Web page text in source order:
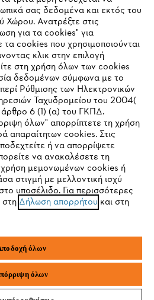
Νομικό κείμενο Cookies
Α.Ε.
NICHT
den wir noch nicht unterstützen. Für
Seite empfehlen wir Ihnen, zu
zu wechseln:
Chrome
σας δεδομένα και εκτός του
Χώρου. Ανατρέξτε στις
για τα cookies" για
τα cookies που χρησιμοποιούνται
κλικ στην επιλογή
στη χρήση όλων των cookies
δεδομένων σύμφωνα με το
Ρύθμισης των Ηλεκτρονικών
Ταχυδρομείου του 2004(
6 (1) (α) του ΓΚΠΔ.
όλων" απορρίπτετε τη χρήση
απαραίτητων cookies. Στις
ή να απορρίψετε
να ανακαλέσετε τη
μεμονωμένων cookies ή
στιγμή με μελλοντική ισχύ
υποσέλιδο. Για περισσότερες
στηΔήλωση απορρήτου και στη
όλων
όλων